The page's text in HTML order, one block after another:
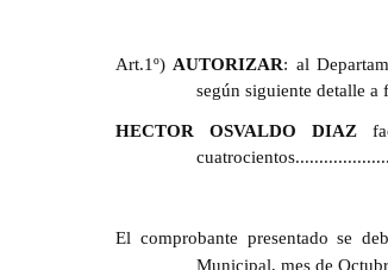
Art.1º) AUTORIZAR: al
según siguiente detalle a
HECTOR OSVALDO DIAZ
El comprobante presentado se
Municipal, mes de